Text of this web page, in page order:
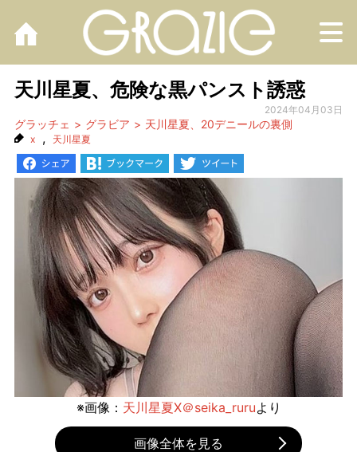
天川星夏、危険な黒パンスト誘惑
2024年04月03日
グラッチェ グラビア 天川星夏、20デニールの裏側
x , 天川星夏
※画像： 天川星夏X＠seika_ruruより
画像全体を見る